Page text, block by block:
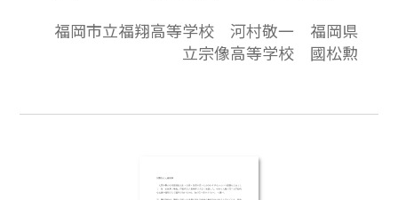
福岡市立福翔高等学校 河村敬一 福岡県
立宗像高等学校 國松勲